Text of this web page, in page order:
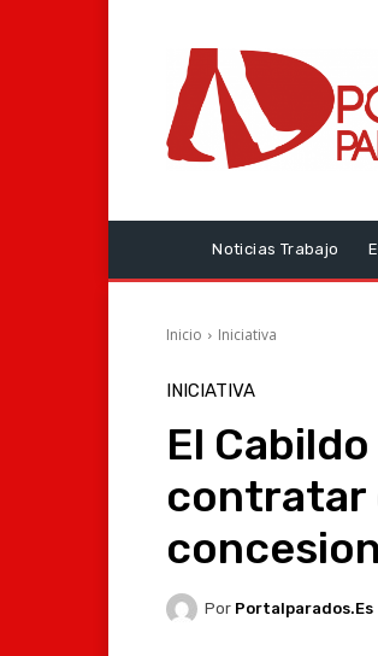
Noticias Trabajo
Inicio Iniciativa
INICIATIVA
El
contratar
Por Portalparados.es